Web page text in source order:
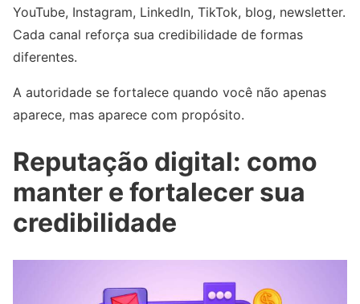
YouTube, Instagram, LinkedIn, TikTok, blog, newsletter.
Cada canal reforça sua credibilidade de formas
diferentes.
A autoridade se fortalece quando você não apenas
aparece, mas aparece com propósito.
Reputação digital: como
manter e fortalecer sua
credibilidade